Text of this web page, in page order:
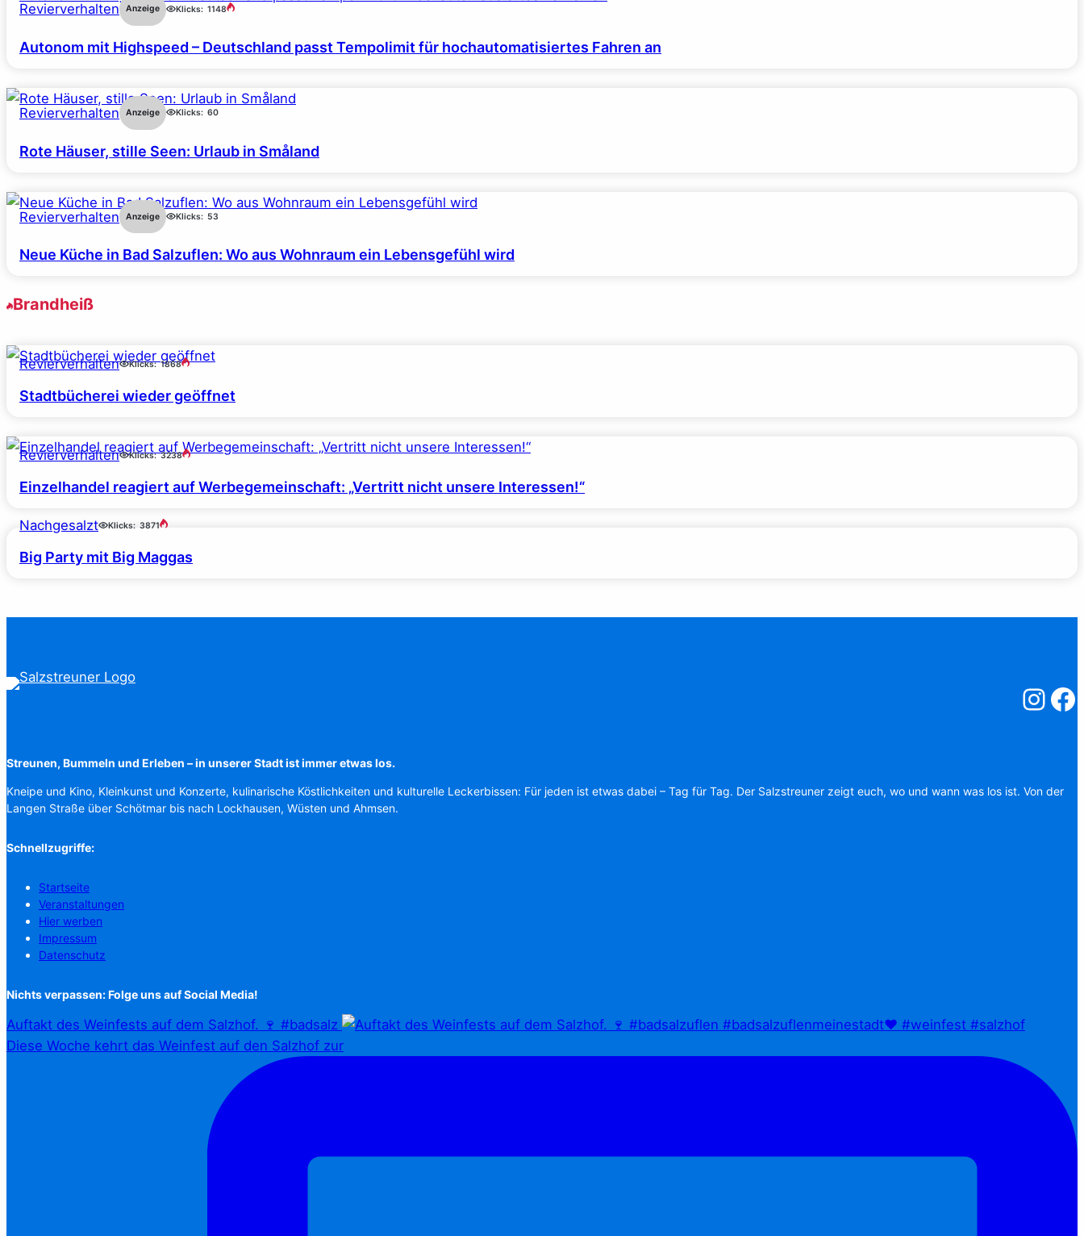
Revierverhalten Anzeige Klicks: 1148
Autonom mit Highspeed – Deutschland passt Tempolimit für hochautomatisiertes Fahren an
Revierverhalten Anzeige Klicks: 60
Rote Häuser, stille Seen: Urlaub in Småland
Revierverhalten Anzeige Klicks: 53
Neue Küche in Bad Salzuflen: Wo aus Wohnraum ein Lebensgefühl wird
Brandheiß
Revierverhalten Klicks: 1868
Stadtbücherei wieder geöffnet
Revierverhalten Klicks: 3238
Einzelhandel reagiert auf Werbegemeinschaft: „Vertritt nicht unsere Interessen!“
Nachgesalzt Klicks: 3871
Big Party mit Big Maggas
Streunen, Bummeln und Erleben – in unserer Stadt ist immer etwas los.
Kneipe und Kino, Kleinkunst und Konzerte, kulinarische Köstlichkeiten und kulturelle Leckerbissen: Für jeden ist etwas dabei – Tag für Tag. Der Salzstreuner zeigt euch, wo und wann was los ist. Von der
Langen Straße über Schötmar bis nach Lockhausen, Wüsten und Ahmsen.
Schnellzugriffe:
Startseite
Veranstaltungen
Hier werben
Impressum
Datenschutz
Nichts verpassen: Folge uns auf Social Media!
Auftakt des Weinfests auf dem Salzhof. 🍷 #badsalz
Diese Woche kehrt das Weinfest auf den Salzhof zur